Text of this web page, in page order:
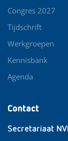
Contact
Secretariaat
Congres 2027
Tijdschrift
Werkgroepen
Kennisbank
Agenda